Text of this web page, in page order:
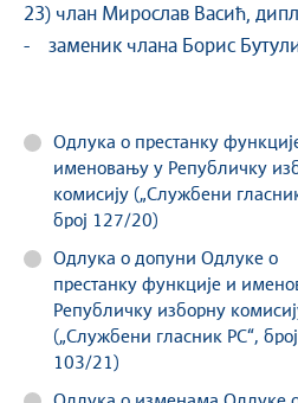
23) члан Мирослав Васић,
- заменик члана Борис
Одлука о престанку
именовању у Републичку
комисију („Службени
број 127/20)
Одлука о допуни Одлуке о
престанку функције и
Републичку изборну
(„Службени гласник РС“, број
103/21)